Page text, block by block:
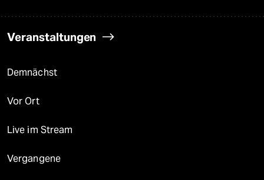
Veranstaltungen
Demnächst
Vor Ort
Live im Stream
Vergangene